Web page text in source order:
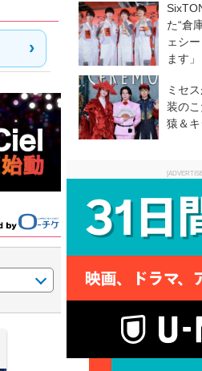
た“倉
ェシ
ます
ミセ
装の
猿＆